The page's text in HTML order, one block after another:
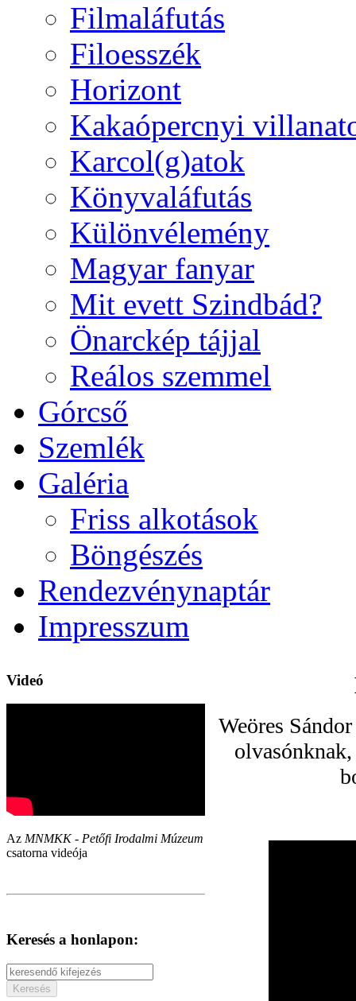
Filmaláfutás
Filoesszék
Horizont
Kakaópercnyi
Karcol(g)atok
Könyvaláfutás
Különvélemény
Magyar fanyar
Mit evett Szindbád?
Önarckép tájjal
Reálos szemmel
Górcső
Szemlék
Galéria
Friss alkotások
Böngészés
Rendezvénynaptár
Impresszum
Videó
Az MNMKK - Petőfi Irodalmi Múzeum
csatorna videója
Keresés a honlapon:
Weöres